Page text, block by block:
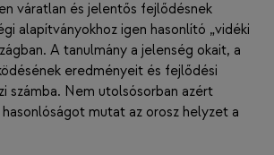
váratlan és jelentős fejlődésnek
alapítványokhoz igen hasonlító „vidéki
A tanulmány a jelenség okait, a
eredményeit és fejlődési
számba. Nem utolsósorban azért
mutat az orosz helyzet a